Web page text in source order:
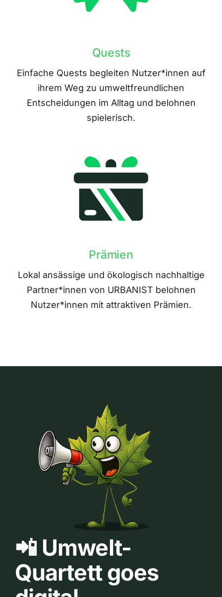
Quests
Einfache Quests begleiten Nutzer*innen auf
ihrem Weg zu umweltfreundlichen
Entscheidungen im Alltag und belohnen
spielerisch.
Prämien
Lokal ansässige und ökologisch nachhaltige
Partner*innen von URBANIST belohnen
Nutzer*innen mit attraktiven Prämien.
📲 Umwelt-
Quartett goes